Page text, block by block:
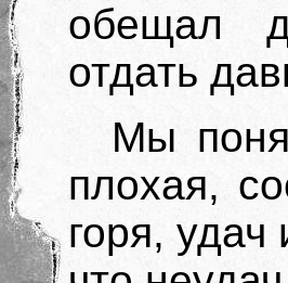
обещал
отдать
Мы
плохая,
горя,